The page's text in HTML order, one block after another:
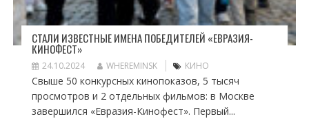
СТАЛИ ИЗВЕСТНЫЕ ИМЕНА ПОБЕДИТЕЛЕЙ «ЕВРАЗИЯ-
КИНОФЕСТ»
24.10.2024 WHEREMINSK КИНО
Свыше 50 конкурсных кинопоказов, 5 тысяч
просмотров и 2 отдельных фильмов: в Москве
завершился «Евразия-Кинофест». Первый...